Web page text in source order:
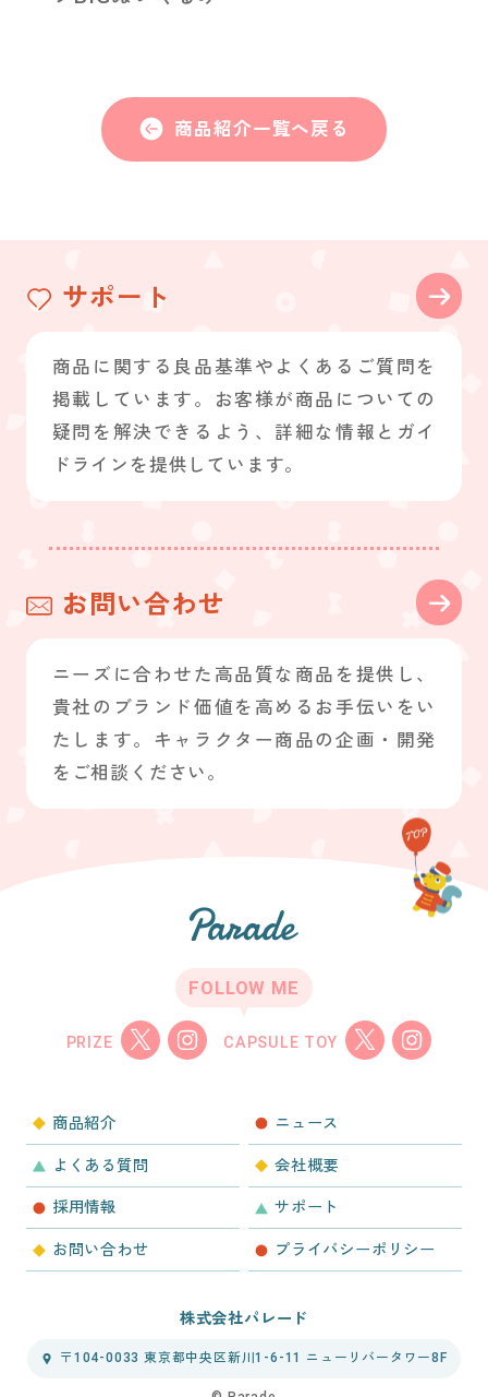
商品紹介一覧へ戻る
サポート
商品に関する良品基準やよくあるご質問を
掲載しています。お客様が商品についての
疑問を解決できるよう、詳細な情報とガイ
ドラインを提供しています。
お問い合わせ
ニーズに合わせた高品質な商品を提供し、
貴社のブランド価値を高めるお手伝いをい
たします。キャラクター商品の企画・開発
をご相談ください。
FOLLOW ME
PRIZE CAPSULE TOY
商品紹介 ニュース
よくある質問 会社概要
採用情報 サポート
お問い合わせ プライバシーポリシー
株式会社パレード
〒104-0033 東京都中央区新川1-6-11 ニューリバータワー8F